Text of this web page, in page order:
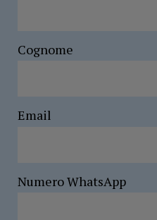
Cognome
Email
Numero WhatsApp